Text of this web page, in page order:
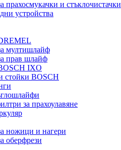
прахосмукачки и стъклочистачки
устройства
мултишлайф
прав шлайф
IXO
стойки BOSCH
за прахоулавяне
ножици и нагери
оберфрези